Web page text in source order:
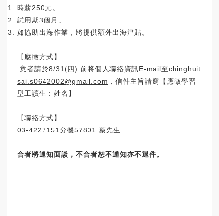
時薪250元。
試用期3個月。
如協助出海作業，將提供額外出海津貼。
【應徵方式】
意者請於8/31(四) 前將個人聯絡資訊E-mail至chinghuit
sai.s0642002@gmail.com ，信件主旨請寫【應徵學習
型工讀生：姓名】
【聯絡方式】
03-4227151分機57801 蔡先生
合者將通知面談，不合者恕不通知亦不退件。